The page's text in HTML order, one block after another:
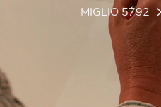
MIGLIO 5792